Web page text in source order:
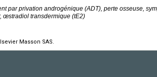
par privation androgénique (ADT), perte osseuse,
œstradiol transdermique (tE2)
Masson SAS.